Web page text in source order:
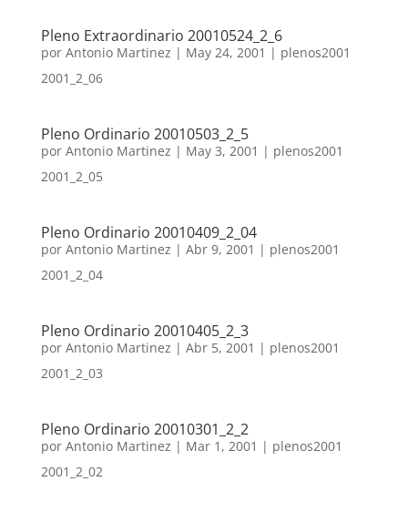
Pleno Extraordinario 20010524_2_6
por Antonio Martinez | May 24, 2001 | plenos2001
2001_2_06
Pleno Ordinario 20010503_2_5
por Antonio Martinez | May 3, 2001 | plenos2001
2001_2_05
Pleno Ordinario 20010409_2_04
por Antonio Martinez | Abr 9, 2001 | plenos2001
2001_2_04
Pleno Ordinario 20010405_2_3
por Antonio Martinez | Abr 5, 2001 | plenos2001
2001_2_03
Pleno Ordinario 20010301_2_2
por Antonio Martinez | Mar 1, 2001 | plenos2001
2001_2_02